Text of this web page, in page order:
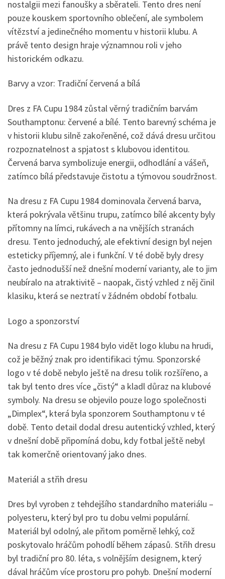
nostalgii mezi fanoušky a sběrateli. Tento dres není
pouze kouskem sportovního oblečení, ale symbolem
vítězství a jedinečného momentu v historii klubu. A
právě tento design hraje významnou roli v jeho
historickém odkazu.
Barvy a vzor: Tradiční červená a bílá
Dres z FA Cupu 1984 zůstal věrný tradičním barvám
Southamptonu: červené a bílé. Tento barevný schéma je
v historii klubu silně zakořeněné, což dává dresu určitou
rozpoznatelnost a spjatost s klubovou identitou.
Červená barva symbolizuje energii, odhodlání a vášeň,
zatímco bílá představuje čistotu a týmovou soudržnost.
Na dresu z FA Cupu 1984 dominovala červená barva,
která pokrývala většinu trupu, zatímco bílé akcenty byly
přítomny na límci, rukávech a na vnějších stranách
dresu. Tento jednoduchý, ale efektivní design byl nejen
esteticky příjemný, ale i funkční. V té době byly dresy
často jednodušší než dnešní moderní varianty, ale to jim
neubíralo na atraktivitě – naopak, čistý vzhled z něj činil
klasiku, která se neztratí v žádném období fotbalu.
Logo a sponzorství
Na dresu z FA Cupu 1984 bylo vidět logo klubu na hrudi,
což je běžný znak pro identifikaci týmu. Sponzorské
logo v té době nebylo ještě na dresu tolik rozšířeno, a
tak byl tento dres více „čistý“ a kladl důraz na klubové
symboly. Na dresu se objevilo pouze logo společnosti
„Dimplex“, která byla sponzorem Southamptonu v té
době. Tento detail dodal dresu autentický vzhled, který
v dnešní době připomíná dobu, kdy fotbal ještě nebyl
tak komerčně orientovaný jako dnes.
Materiál a střih dresu
Dres byl vyroben z tehdejšího standardního materiálu –
polyesteru, který byl pro tu dobu velmi populární.
Materiál byl odolný, ale přitom poměrně lehký, což
poskytovalo hráčům pohodlí během zápasů. Střih dresu
byl tradiční pro 80. léta, s volnějším designem, který
dával hráčům více prostoru pro pohyb. Dnešní moderní